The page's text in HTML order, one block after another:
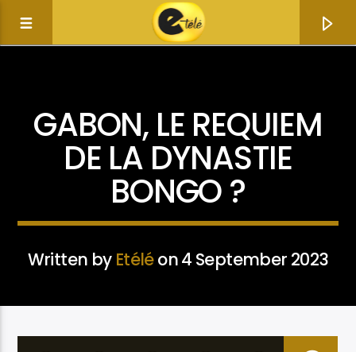
Artist
GABON, LE REQUIEM
DE LA DYNASTIE
BONGO ?
Written by Etéléon 4 September 2023